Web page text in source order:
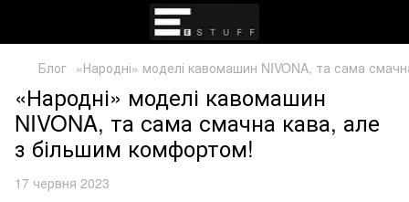
Блог «Народні» моделі кавомашин NIVONA, та сама
«Народні» моделі кавомашин
NIVONA, та сама смачна кава, але
з більшим комфортом!
17 червня 2023